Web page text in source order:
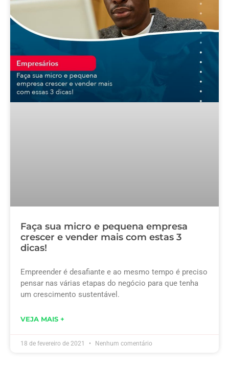
Faça sua micro e pequena empresa
crescer e vender mais com estas 3
dicas!
Empreender é desafiante e ao mesmo tempo é preciso
pensar nas várias etapas do negócio para que tenha
um crescimento sustentável.
VEJA MAIS +
18 de fevereiro de 2021 Nenhum comentário